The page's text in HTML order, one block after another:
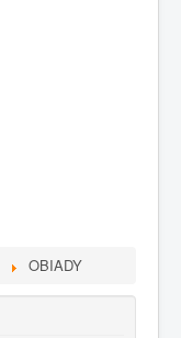
OBIADY